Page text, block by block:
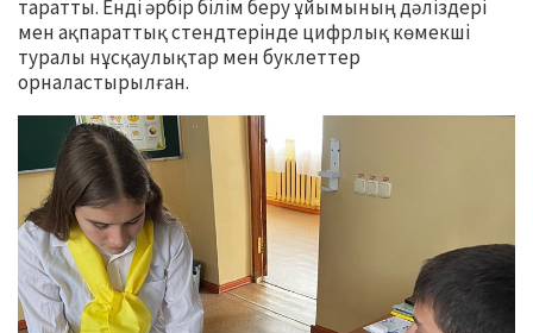
таратты. Енді әрбір білім беру ұйымының дәліздері
мен ақпараттық стендтерінде цифрлық көмекші
туралы нұсқаулықтар мен буклеттер
орналастырылған.